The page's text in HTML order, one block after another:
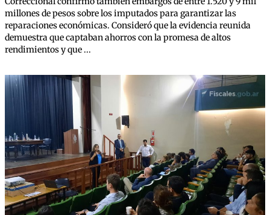
millones de pesos sobre los imputados para garantizar las
reparaciones económicas. Consideró que la evidencia reunida
demuestra que captaban ahorros con la promesa de altos
rendimientos y que ...